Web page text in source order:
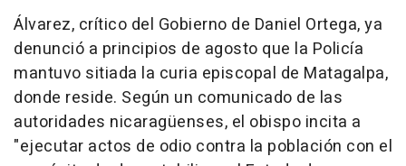
Álvarez, crítico del Gobierno de Daniel Ortega, ya
denunció a principios de agosto que la Policía
mantuvo sitiada la curia episcopal de Matagalpa,
donde reside. Según un comunicado de las
autoridades nicaragüenses, el obispo incita a
"ejecutar actos de odio contra la población con el